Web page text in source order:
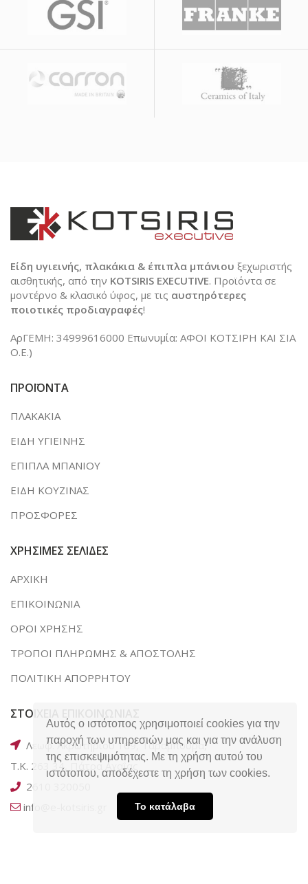
Αυτός ο ιστότοπος χρησιμοποιεί cookies για την
παροχή των υπηρεσιών μας και για την ανάλυση
της επισκεψιμότητας. Με τη χρήση αυτού του
ιστότοπου, αποδέχεστε τη χρήση των cookies.
Το κατάλαβα
Είδη υγιεινής, πλακάκια & έπιπλα μπάνιου ξεχωριστής
αισθητικής, από την KOTSIRIS EXECUTIVE. Προϊόντα σε
μοντέρνο & κλασικό ύφος, με τις αυστηρότερες
ποιοτικές προδιαγραφές!
ΑρΓΕΜΗ: 34999616000 Επωνυμία: ΑΦΟΙ ΚΟΤΣΙΡΗ ΚΑΙ ΣΙΑ
Ο.Ε.)
ΠΡΟΪΟΝΤΑ
ΠΛΑΚΑΚΙΑ
ΕΙΔΗ ΥΓΙΕΙΝΗΣ
ΕΠΙΠΛΑ ΜΠΑΝΙΟΥ
ΕΙΔΗ ΚΟΥΖΙΝΑΣ
ΠΡΟΣΦΟΡΕΣ
ΧΡΗΣΙΜΕΣ ΣΕΛΙΔΕΣ
ΑΡΧΙΚΗ
ΕΠΙΚΟΙΝΩΝΙΑ
ΟΡΟΙ ΧΡΗΣΗΣ
ΤΡΟΠΟΙ ΠΛΗΡΩΜΗΣ & ΑΠΟΣΤΟΛΗΣ
ΠΟΛΙΤΙΚΗ ΑΠΟΡΡΗΤΟΥ
ΣΤΟΙΧΕΙΑ ΕΠΙΚΟΙΝΩΝΙΑΣ
Λεωφ. Ακρωτηρίου 169, Ταραμπούρα,
Τ.Κ. 263 34, Πάτρα Αχαΐας
2610 320050
info@e-kotsiris.gr